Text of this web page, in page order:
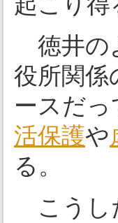
徳井の
役所関係
ースだっ
活保護や
る。
こうし